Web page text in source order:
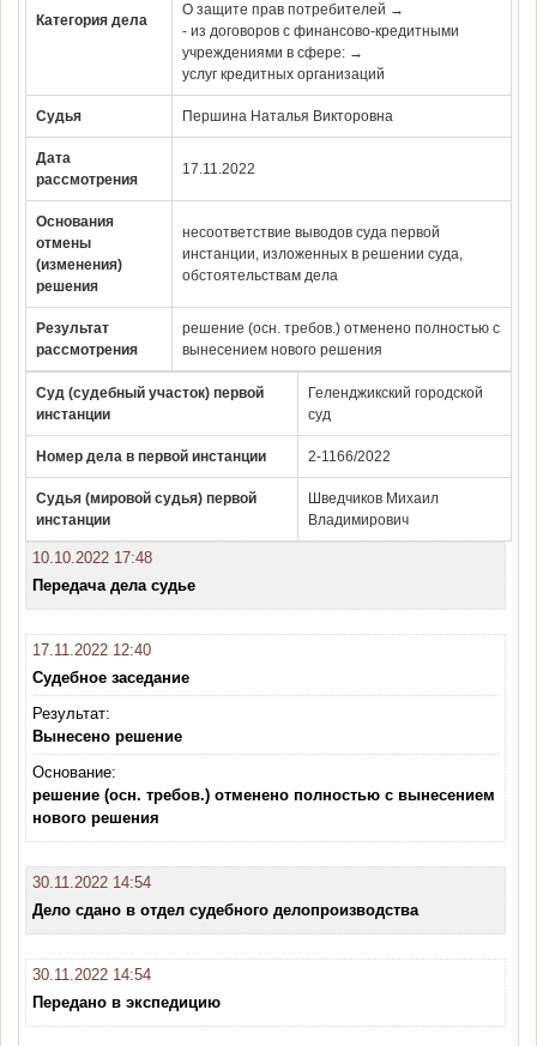
Категория дела
О защите прав потребителей →
- из договоров с финансово-кредитными
учреждениями в сфере: →
услуг кредитных организаций
Судья Першина Наталья Викторовна
Дата
рассмотрения
17.11.2022
Основания
отмены
(изменения)
решения
несоответствие выводов суда первой
инстанции, изложенных в решении суда,
обстоятельствам дела
Результат
рассмотрения
решение (осн. требов.) отменено полностью с
вынесением нового решения
Суд (судебный участок) первой
инстанции
Геленджикский городской
суд
Номер дела в первой инстанции 2-1166/2022
Судья (мировой судья) первой
инстанции
Шведчиков Михаил
Владимирович
10.10.2022 17:48
Передача дела судье
17.11.2022 12:40
Судебное заседание
Результат:
Вынесено решение
Основание:
решение (осн. требов.) отменено полностью с вынесением
нового решения
30.11.2022 14:54
Дело сдано в отдел судебного делопроизводства
30.11.2022 14:54
Передано в экспедицию